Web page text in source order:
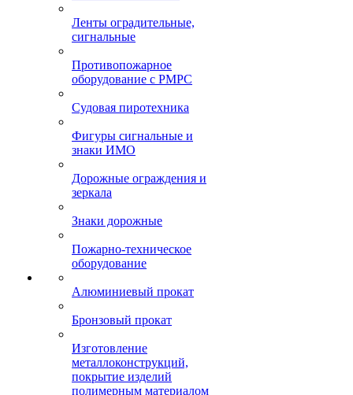
Ленты оградительные,
сигнальные
Противопожарное
оборудование с РМРС
Судовая пиротехника
Фигуры сигнальные и
знаки ИМО
Дорожные ограждения и
зеркала
Знаки дорожные
Пожарно-техническое
оборудование
Алюминиевый прокат
Бронзовый прокат
Изготовление
металлоконструкций,
покрытие изделий
полимерным материалом